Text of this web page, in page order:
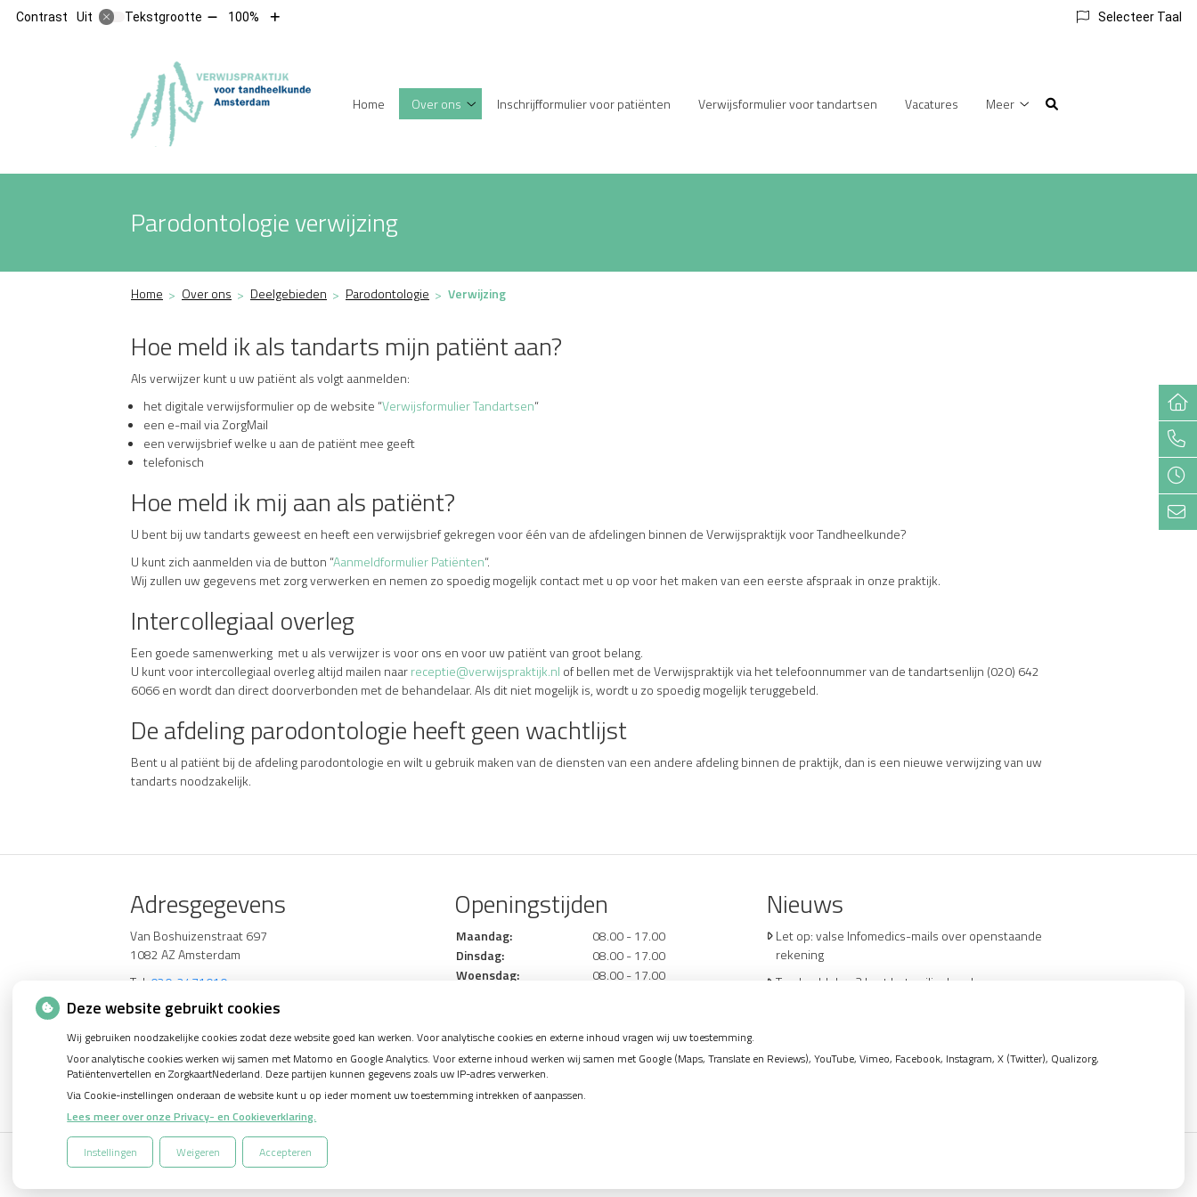
Contrast Uit Tekstgrootte Tekst100%
Tekst
Selecteer Taal
Hoofdmenu
Home
Over ons
Over
Inschrijfformulier voor patiënten Verwijsformulier voor tandartsen Vacatures
Meer
Parodontologie verwijzing
Home Over ons Deelgebieden Parodontologie Verwijzing
Hoe meld ik als tandarts mijn patiënt aan?
Als verwijzer kunt u uw patiënt als volgt aanmelden:
het digitale verwijsformulier op de website “Verwijsformulier Tandartsen“
een e-mail via ZorgMail
een verwijsbrief welke u aan de patiënt mee geeft
telefonisch
Hoe meld ik mij aan als patiënt?
U bent bij uw tandarts geweest en heeft een verwijsbrief gekregen voor één van de afdelingen binnen de Verwijspraktijk voor Tandheelkunde?
U kunt zich aanmelden via de button “Aanmeldformulier Patiënten“.
Wij zullen uw gegevens met zorg verwerken en nemen zo spoedig mogelijk contact met u op voor het maken van een eerste afspraak in onze praktijk.
Intercollegiaal overleg
Een goede samenwerking met u als verwijzer is voor ons en voor uw patiënt van groot belang.
U kunt voor intercollegiaal overleg altijd mailen naarreceptie@verwijspraktijk.nl of bellen met de Verwijspraktijk via het telefoonnummer van de tandartsenlijn (020) 642
6066 en wordt dan direct doorverbonden met de behandelaar. Als dit niet mogelijk is, wordt u zo spoedig mogelijk teruggebeld.
De afdeling parodontologie heeft geen wachtlijst
Bent u al patiënt bij de afdeling parodontologie en wilt u gebruik maken van de diensten van een andere afdeling binnen de praktijk, dan is een nieuwe verwijzing van uw
tandarts noodzakelijk.
Adresgegevens
Van Boshuizenstraat 697
1082 AZ Amsterdam
Tel: 020-2471010
E-mail:
receptie@verwijspraktijk.nl
Openingstijden
Maandag:
08.00 - 17.00
Dinsdag:
08.00 - 17.00
Woensdag:
08.00 - 17.00
Nieuws
Let op: valse Infomedics-mails over openstaande
rekening
Tanden bleken? Laat het veilig doen!
Naar de tandarts in het buitenland? Wees op je
Uw Zorg Online | Beheer
Deze website gebruikt cookies
Wij gebruiken noodzakelijke cookies zodat deze website goed kan werken. Voor analytische cookies en externe inhoud vragen wij uw toestemming.
Voor analytische cookies werken wij samen met Matomo en Google Analytics. Voor externe inhoud werken wij samen met Google (Maps, Translate en Reviews), YouTube, Vimeo, Facebook, Instagram, X (Twitter), Qualizorg,
Patiëntenvertellen en ZorgkaartNederland. Deze partijen kunnen gegevens zoals uw IP-adres verwerken.
Via Cookie-instellingen onderaan de website kunt u op ieder moment uw toestemming intrekken of aanpassen.
Lees meer over onze Privacy- en Cookieverklaring.
Instellingen Weigeren Accepteren